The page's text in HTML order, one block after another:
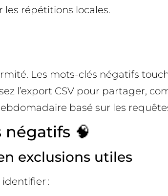
les répétitions locales.
Les mots-clés négatifs
l’export CSV pour partager,
basé sur les
🧠
exclusions utiles
: